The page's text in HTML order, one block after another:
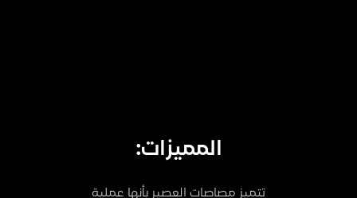
المميزات:
تتميز مصاصات العصير بأنها عملية